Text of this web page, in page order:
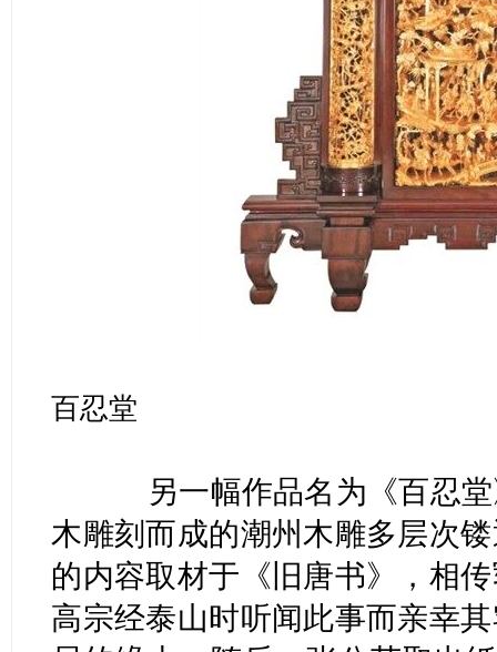
百忍堂
另一幅作品名为《百忍堂
木雕刻而成的潮州木雕多层次
的内容取材于《旧唐书》，相
高宗经泰山时听闻此事而亲幸